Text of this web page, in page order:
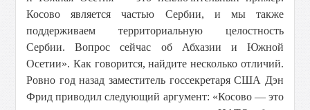
Косово является частью Сербии, и мы также
поддерживаем территориальную целостность
Сербии. Вопрос сейчас об Абхазии и Южной
Осетии». Как говорится, найдите несколько отличий.
Ровно год назад заместитель госсекретаря США Дэн
Фрид приводил следующий аргумент: «Косово — это